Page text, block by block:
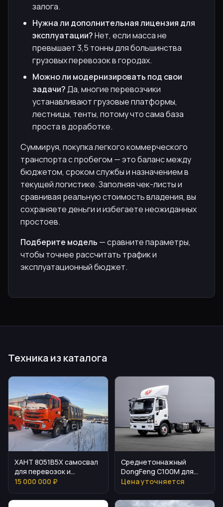
залога.
Нужна ли дополнительная лицензия для
эксплуатации?Нет, если масса не
превышает 3,5 тонны для большинства
грузовых перевозок в городах.
Можно ли модернизировать под свои
задачи?Да, многие перевозчики
устанавливают грузовые платформы,
лестницы, тенты, потому что сама база
проста в доработке.
Суммируя, покупка легкого коммерческого
транспорта с пробегом — это баланс между
бюджетом, сроком службы и назначением в
текущей логистике. Заполняя чек-листы и
сравнивая реальную стоимость владения, вы
сохраняете деньги и избегаете неожиданных
простоев.
Подберите модель — сравните параметры,
чтобы точнее рассчитать трафик и
эксплуатационный бюджет.
Техника из каталога
ХАНТ 8051B5X самосвал
для перевозок и
коммерческих работ
15 000 000 ₽
Среднетоннажный
DongFeng С100М для
коммерческих задач
Цена уточняется